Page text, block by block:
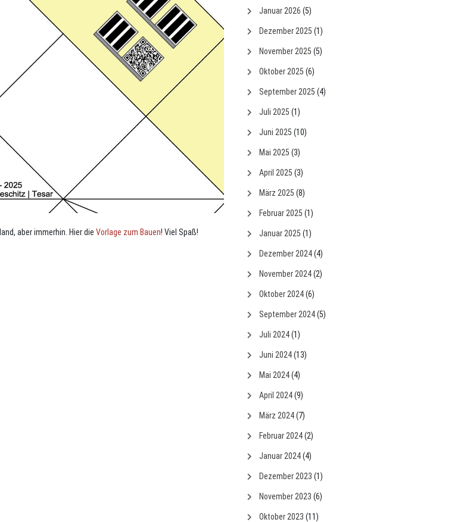
aber immerhin. Hier die Vorlage zum Bauen! Viel Spaß!
Januar 2026 (5)
Dezember 2025 (1)
November 2025 (5)
Oktober 2025 (6)
September 2025 (4)
Juli 2025 (1)
Juni 2025 (10)
Mai 2025 (3)
April 2025 (3)
März 2025 (8)
Februar 2025 (1)
Januar 2025 (1)
Dezember 2024(4)
November 2024(2)
Oktober 2024(6)
September 2024(5)
Juli 2024(1)
Juni 2024(13)
Mai 2024(4)
April 2024(9)
März 2024(7)
Februar 2024(2)
Januar 2024(4)
Dezember 2023 (1)
November 2023 (6)
Oktober 2023 (11)